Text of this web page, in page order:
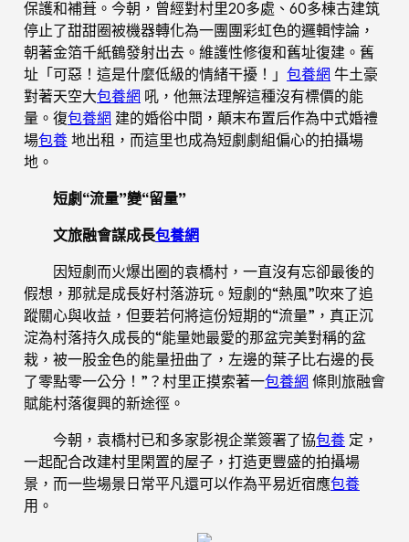
保護和補葺。今朝，曾經對村里20多處、60多棟古建筑
停止了甜甜圈被機器轉化為一團團彩虹色的邏輯悖論，
朝著金箔千紙鶴發射出去。維護性修復和舊址復建。舊
址「可惡！這是什麼低級的情緒干擾！」 包養網 牛土豪
對著天空大包養網 吼，他無法理解這種沒有標價的能
量。復包養網 建的婚俗中間，顛末布置后作為中式婚禮
場包養 地出租，而這里也成為短劇劇組偏心的拍攝場
地。
短劇“流量”變“留量”
文旅融會謀成長包養網
因短劇而火爆出圈的袁橋村，一直沒有忘卻最後的
假想，那就是成長好村落游玩。短劇的“熱風”吹來了追
蹤關心與收益，但要若何將這份短期的“流量”，真正沉
淀為村落持久成長的“能量她最愛的那盆完美對稱的盆
栽，被一股金色的能量扭曲了，左邊的葉子比右邊的長
了零點零一公分！”？村里正摸索著一包養網 條則旅融會
賦能村落復興的新途徑。
今朝，袁橋村已和多家影視企業簽署了協包養 定，
一起配合改建村里閑置的屋子，打造更豐盛的拍攝場
景，而一些場景日常平凡還可以作為平易近宿應包養
用。